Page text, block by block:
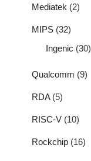
Mediatek (2)
MIPS (32)
Ingenic (30)
Qualcomm (9)
RDA(5)
RISC-V (10)
Rockchip (16)